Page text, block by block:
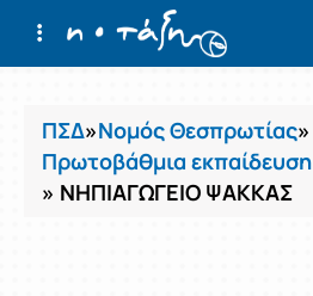
Μαθήματα
ΠΣΔ»Νομός Θεσπρωτίας»
Πρωτοβάθμια εκπαίδευση
» ΝΗΠΙΑΓΩΓΕΙΟ ΨΑΚΚΑΣ